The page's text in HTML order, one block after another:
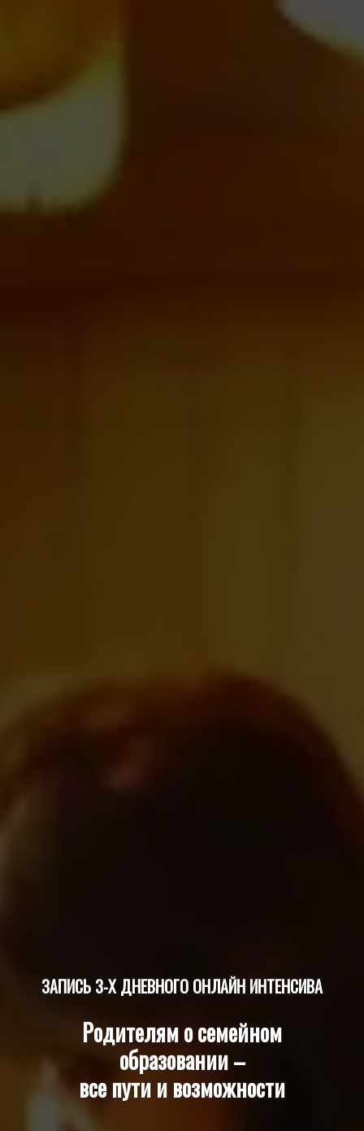
ЗАПИСЬ 3-Х ДНЕВНОГО ОНЛАЙН ИНТЕНСИВА
Родителям о семейном
образовании –
все пути и возможности